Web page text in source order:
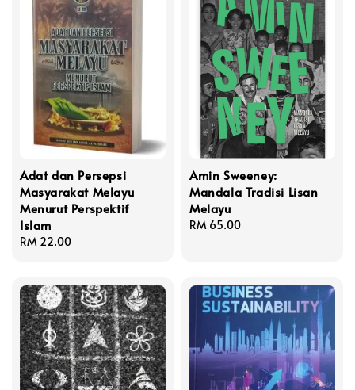
Adat dan Persepsi
Masyarakat Melayu
Menurut Perspektif
Islam
Regular
RM 22.00
Amin Sweeney:
Mandala Tradisi Lisan
Melayu
Regular
RM 65.00